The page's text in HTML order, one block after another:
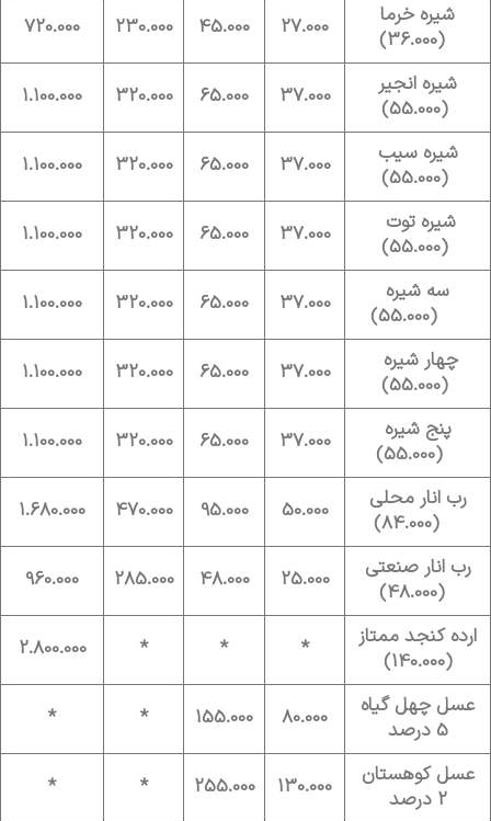
شیره خرما
(36.000)
27.000
45.000
230.000
720.000
شیره انجیر
(55.000)
37.000
65.000
320.000
1.100.000
شیره سیب
(55.000)
37.000
65.000
320.000
1.100.000
شیره توت
(55.000)
37.000
65.000
320.000
1.100.000
سه شیره
(55.000)
37.000
65.000
320.000
1.100.000
چهار شیره
(55.000)
37.000
65.000
320.000
1.100.000
پنج شیره
(55.000)
37.000
65.000
320.000
1.100.000
رب انار محلی
(84.000)
50.000
95.000
470.000
1.680.000
رب انار صنعتی
(48.000)
25.000
48.000
285.000
960.000
ارده کنجد ممتاز
(140.000)
*
*
*
2.800.000
عسل چهل گیاه
5 درصد
80.000
155.000
*
*
عسل کوهستان
2 درصد
130.000
255.000
*
*